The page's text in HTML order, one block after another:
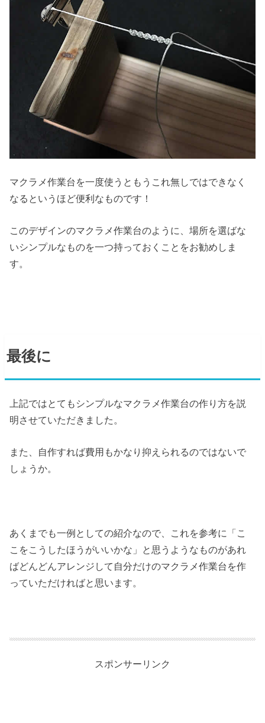
マクラメ作業台を一度使うともうこれ無しではできなく
なるというほど便利なものです！
このデザインのマクラメ作業台のように、場所を選ばな
いシンプルなものを一つ持っておくことをお勧めしま
す。
最後に
上記ではとてもシンプルなマクラメ作業台の作り方を説
明させていただきました。
また、自作すれば費用もかなり抑えられるのではないで
しょうか。
あくまでも一例としての紹介なので、これを参考に「こ
こをこうしたほうがいいかな」と思うようなものがあれ
ばどんどんアレンジして自分だけのマクラメ作業台を作
っていただければと思います。
スポンサーリンク